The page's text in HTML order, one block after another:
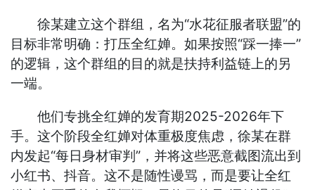
徐某建立这个群组，名为“水花征服者联盟”的
目标非常明确：打压全红婵。如果按照“踩一捧一”
的逻辑，这个群组的目的就是扶持利益链上的另
一端。
他们专挑全红婵的发育期2025-2026年下
手。这个阶段全红婵对体重极度焦虑，徐某在群
内发起“每日身材审判”，并将这些恶意截图流出到
小红书、抖音。这不是随性谩骂，而是要让全红